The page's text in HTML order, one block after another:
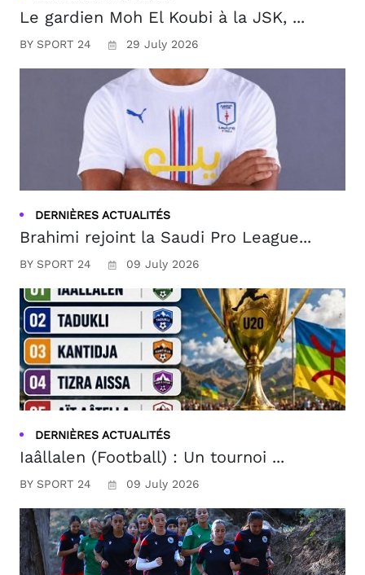
Le gardien Moh El Koubi à la JSK, ...
BY SPORT 24 29 July 2026
DERNIÈRES ACTUALITÉS
Brahimi rejoint la Saudi Pro League...
BY SPORT 24 09 July 2026
DERNIÈRES ACTUALITÉS
Iaâllalen (Football) : Un tournoi ...
BY SPORT 24 09 July 2026